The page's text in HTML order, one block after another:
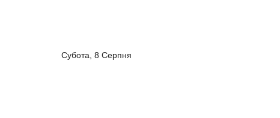
Субота, 8 Серпня